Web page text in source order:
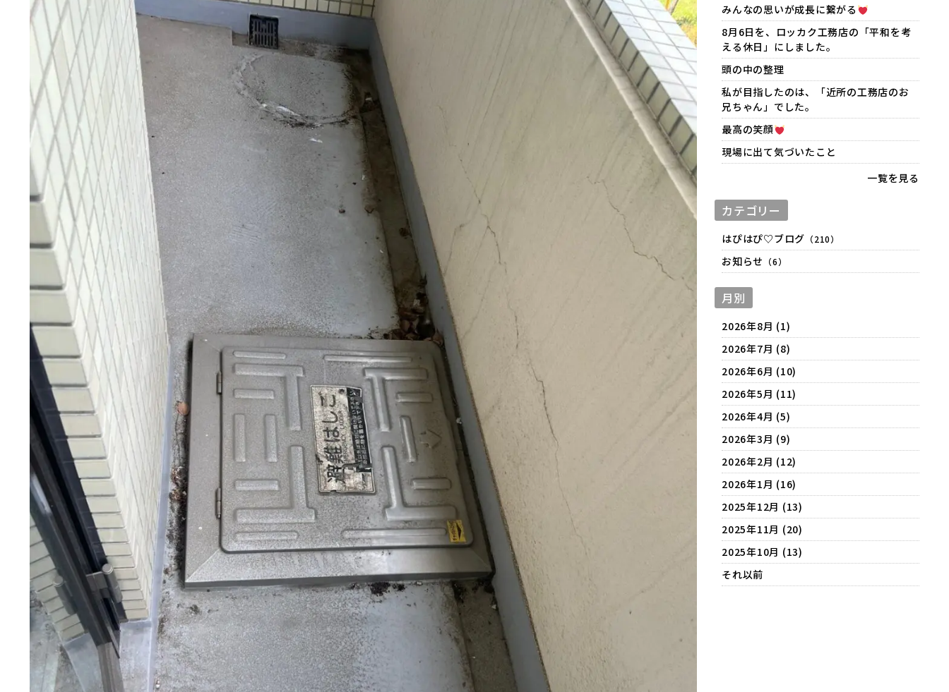
みんなの思いが成長に繋がる
8月6日を、ロッカク工務店の「平和を考
える休日」にしました。
頭の中の整理
私が目指したのは、「近所の工務店のお
兄ちゃん」でした。
最高の笑顔
現場に出て気づいたこと
一覧を見る
カテゴリー
はぴはぴ♡ブログ （210）
お知らせ （6）
月別
2026年8月 (1)
2026年7月 (8)
2026年6月 (10)
2026年5月 (11)
2026年4月 (5)
2026年3月 (9)
2026年2月 (12)
2026年1月 (16)
2025年12月 (13)
2025年11月 (20)
2025年10月 (13)
それ以前